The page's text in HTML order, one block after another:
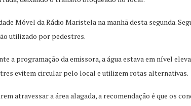
Móvel da Rádio Maristela na manhã desta segunda.
utilizado por pedestres.
a programação da emissora, a água estava em nível
evitem circular pelo local e utilizem rotas alternativas.
atravessar a área alagada, a recomendação é que os